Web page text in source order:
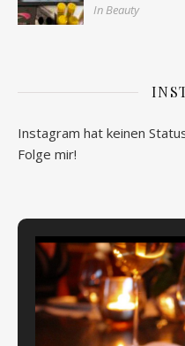
In Beauty
Instagram hat keinen
Folge mir!